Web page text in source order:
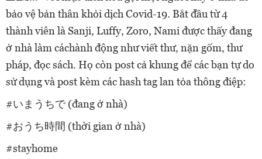
bảo vệ bản thân khỏi dịch Covid-19. Bắt đầu từ 4
thành viên là Sanji, Luffy, Zoro, Nami được thấy đang
ở nhà làm cáchành động như viết thư, nặn gốm, thư
pháp, đọc sách. Họ còn post cả khung để các bạn tự do
sử dụng và post kèm các hash tag lan tỏa thông điệp:
#いまうちで (đang ở nhà)
#おうち時間 (thời gian ở nhà)
#stayhome